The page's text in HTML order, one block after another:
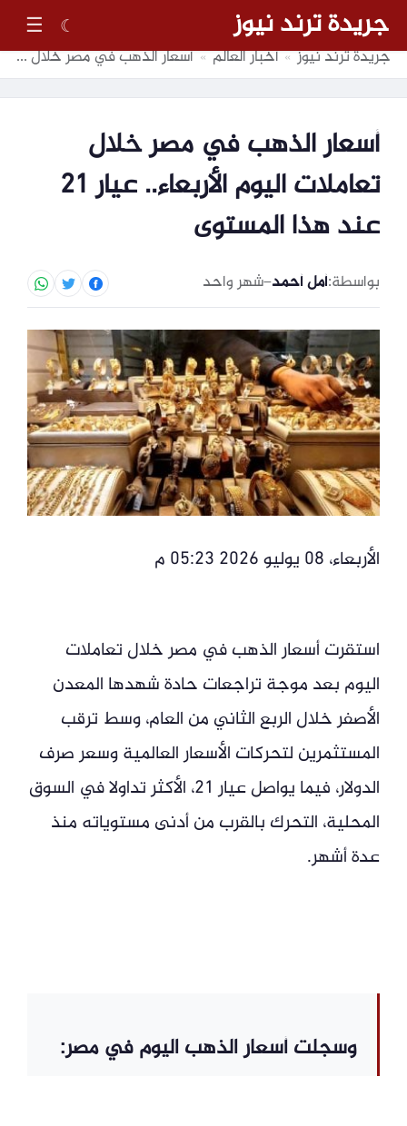
جريدة ترند نيوز ☾
☰
جريدة ترند نيوز » أخبار العالم » أسعار الذهب في مصر خلال تعاملات اليوم الأربعاء.. عيار 21 عند هذا المستوى
أسعار الذهب في مصر خلال
تعاملات اليوم الأربعاء.. عيار 21
عند هذا المستوى
بواسطة:أمل أحمد–شهر واحد
الأربعاء، 08 يوليو 2026 05:23 م
استقرت أسعار الذهب في مصر خلال تعاملات
اليوم بعد موجة تراجعات حادة شهدها المعدن
الأصفر خلال الربع الثاني من العام، وسط ترقب
المستثمرين لتحركات الأسعار العالمية وسعر صرف
الدولار، فيما يواصل عيار 21، الأكثر تداولا في السوق
المحلية، التحرك بالقرب من أدنى مستوياته منذ
عدة أشهر.
وسجلت أسعار الذهب اليوم في مصر: